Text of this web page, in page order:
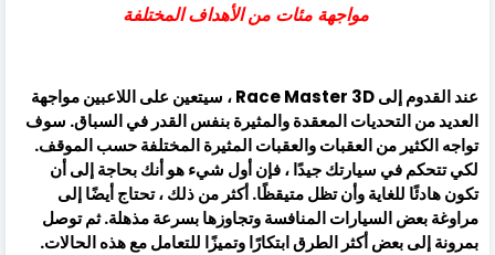
مواجهة مئات من الأهداف المختلفة
عند القدوم إلى Race Master 3D ، سيتعين على اللاعبين مواجهة
العديد من التحديات المعقدة والمثيرة بنفس القدر في السباق. سوف
تواجه الكثير من العقبات والعقبات المثيرة المختلفة حسب الموقف.
لكي تتحكم في سيارتك جيدًا ، فإن أول شيء هو أنك بحاجة إلى أن
تكون هادئًا للغاية وأن تظل متيقظًا. أكثر من ذلك ، تحتاج أيضًا إلى
مراوغة بعض السيارات المنافسة وتجاوزها بسرعة مذهلة. ثم توصل
بمرونة إلى بعض أكثر الطرق ابتكارًا وتميزًا للتعامل مع هذه الحالات.